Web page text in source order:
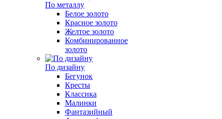
По металлу
Белое золото
Красное золото
Желтое золото
Комбинированное
золото
По дизайну
Бегунок
Кресты
Классика
Малинки
Фантазийный